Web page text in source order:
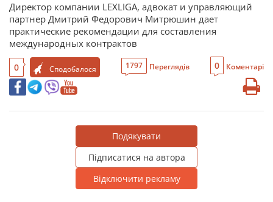
Директор компании LEXLIGA, адвокат и управляющий
партнер Дмитрий Федорович Митрюшин дает
практические рекомендации для составления
международных контрактов
0 Сподобалося 1797 Переглядів 0 Коментарі
Подякувати
Підписатися на автора
Відключити рекламу